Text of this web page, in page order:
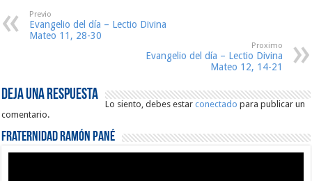
Previo
Evangelio del día – Lectio Divina
Mateo 11, 28-30
Proximo
Evangelio del día – Lectio Divina
Mateo 12, 14-21
Deja una respuesta
Lo siento, debes estarconectado para publicar un
comentario.
Fraternidad Ramón Pané